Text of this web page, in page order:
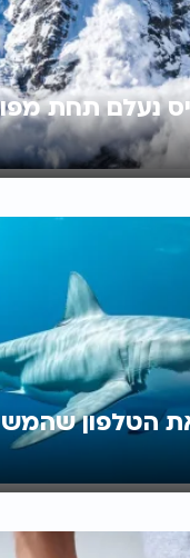
נעלם תחת
הטלפון